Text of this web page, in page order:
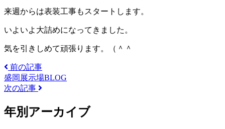
来週からは表装工事もスタートします。
いよいよ大詰めになってきました。
気を引きしめて頑張ります。（＾＾
前の記事
盛岡展示場BLOG
次の記事
年別アーカイブ